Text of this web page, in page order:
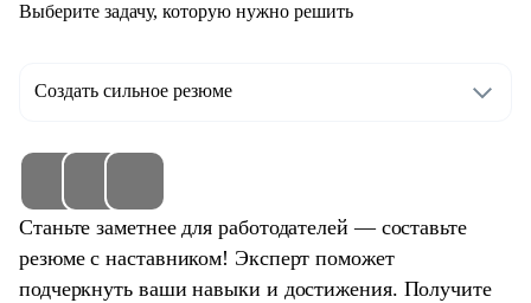
Выберите задачу, которую нужно решить
Создать сильное резюме
Станьте заметнее для работодателей — составьте
резюме с наставником! Эксперт поможет
подчеркнуть ваши навыки и достижения. Получите